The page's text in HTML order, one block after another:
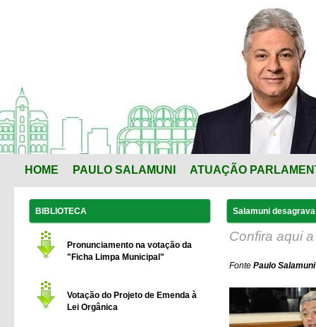
HOME PAULO SALAMUNI ATUAÇÃO
BIBLIOTECA
Pronunciamento na votação da
"Ficha Limpa Municipal"
Votação do Projeto de Emenda à
Lei Orgânica
Salamuni
Confira aqui
Fonte Paulo